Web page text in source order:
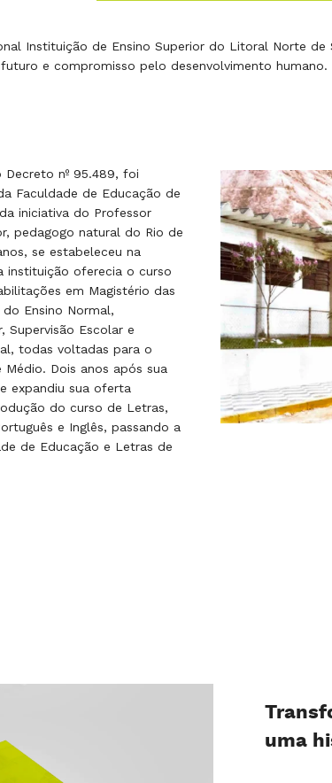
Instituição de Ensino Superior do Litoral Norte
e compromisso pelo desenvolvimento humano.
Decreto nº 95.489, foi
Faculdade de Educação de
iniciativa do Professor
pedagogo natural do Rio de
se estabeleceu na
instituição oferecia o curso
em Magistério das
Ensino Normal,
Supervisão Escolar e
todas voltadas para o
Médio. Dois anos após sua
expandiu sua oferta
do curso de Letras,
e Inglês, passando a
de Educação e Letras de
uma